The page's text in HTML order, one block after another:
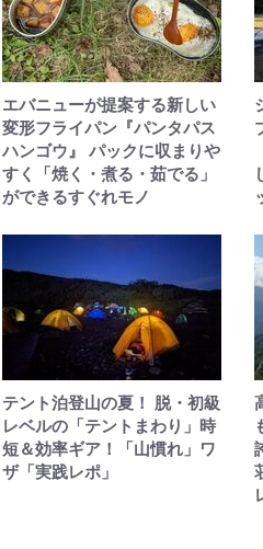
エバニューが提案する新しい
変形フライパン『パンタパス
ハンゴウ』 パックに収まりや
すく「焼く・煮る・茹でる」
ができるすぐれモノ
テント泊登山の夏！ 脱・初級
レベルの「テントまわり」時
短＆効率ギア！「山慣れ」ワ
ザ「実践レポ」